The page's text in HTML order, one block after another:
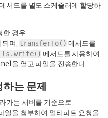
메서드를 별도 스케줄러에 할당하
한 경우
되며, transferTo() 메서드를
메서드를 사용하여
을 열고 파일을 전송한다.
하는 문제
가는 서버를 기준으로,
을 첨부하여 멀티파트 요청을